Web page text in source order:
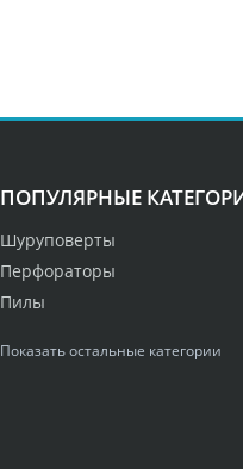
ПОПУЛЯРНЫЕ
Шуруповерты
Перфораторы
Пилы
Показать остальные категории